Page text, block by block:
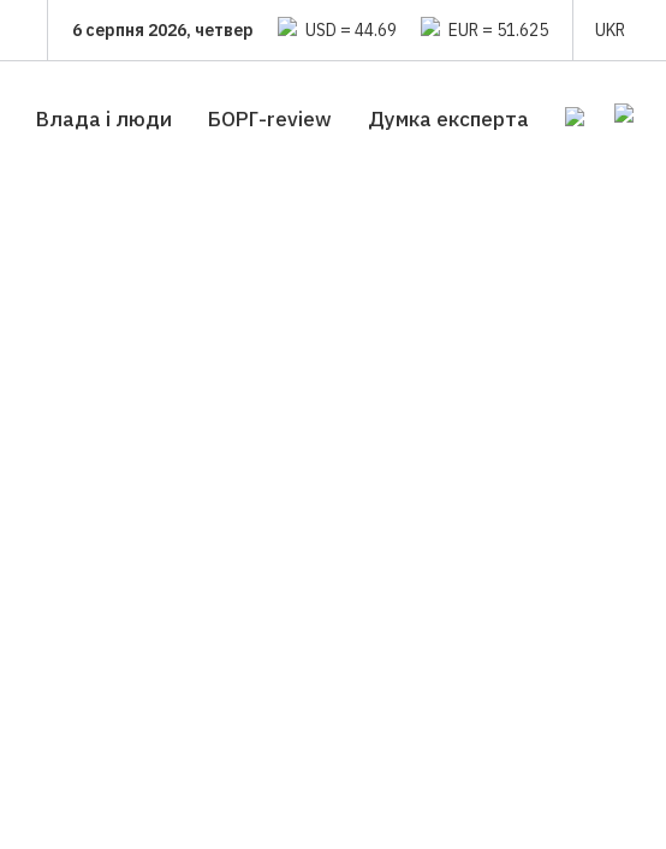
6 серпня 2026, четвер USD = 44.69 EUR = 51.625 UKR
Влада i люди БОРГ-review Думка експерта